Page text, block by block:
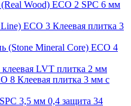
Wood) ECO 2 SPC 6 мм
ECO 3 Клеевая плитка 3
(Stone Mineral Core) ECO 4
LVT плитка 2 мм
8 Клеевая плитка 3 мм с
3,5 мм 0,4 защита 34